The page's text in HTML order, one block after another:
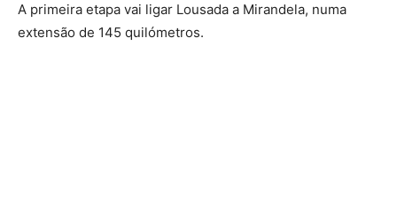
A primeira etapa vai ligar Lousada a Mirandela, numa
extensão de 145 quilómetros.